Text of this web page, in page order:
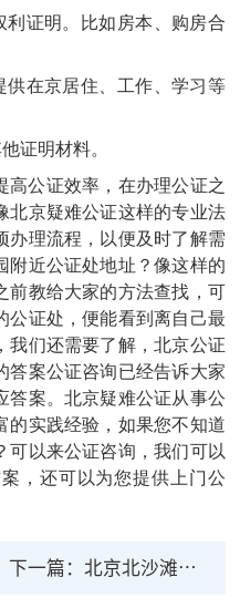
证明。比如房本、购房合
供在京居住、工作、学习等
证明材料。
高公证效率，在办理公证之
北京疑难公证这样的专业法
办理流程，以便及时了解需
附近公证处地址？像这样的
教给大家的方法查找，可
公证处，便能看到离自己最
我们还需要了解，北京公证
答案公证咨询已经告诉大家
答案。北京疑难公证从事公
的实践经验，如果您不知道
可以来公证咨询，我们可以
，还可以为您提供上门公
下一篇： 北京北沙滩附近的公证处